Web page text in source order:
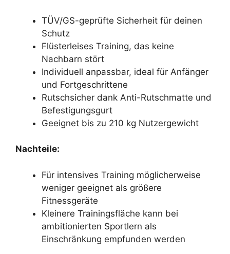
TÜV/GS-geprüfte Sicherheit für deinen
Schutz
Flüsterleises Training, das keine
Nachbarn stört
Individuell anpassbar, ideal für Anfänger
und Fortgeschrittene
Rutschsicher dank Anti-Rutschmatte und
Befestigungsgurt
Geeignet bis zu 210 kg Nutzergewicht
Nachteile:
Für intensives Training möglicherweise
weniger geeignet als größere
Fitnessgeräte
Kleinere Trainingsfläche kann bei
ambitionierten Sportlern als
Einschränkung empfunden werden